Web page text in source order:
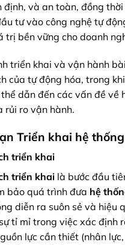
định, và an toàn, đồng
tư vào công nghệ tự
trị bền vững cho doanh
triển khai và vận hành
của tự động hóa, trong
dẫn đến các vấn đề về
rủi ro vận hành.
Triển khai hệ
triển khai
triển khai là bước đầu
bảo quá trình đưa hệ
diễn ra suôn sẻ và hiệu
tỉ mỉ trong việc xác định
lực cần thiết (nhân